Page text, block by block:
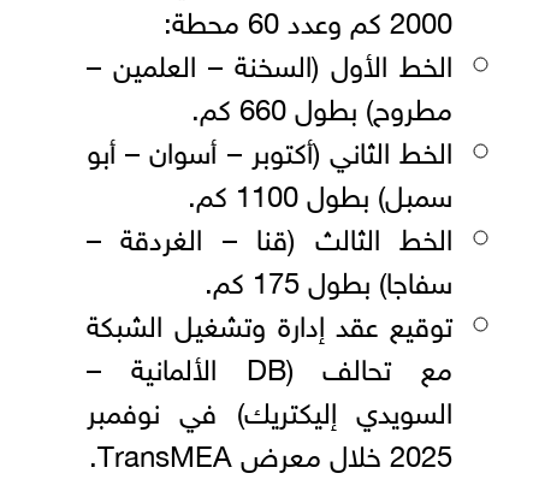
2000 كم وعدد 60 محطة:
الخط الأول (السخنة – العلمين –
مطروح) بطول 660 كم.
الخط الثاني (أكتوبر – أسوان – أبو
سمبل) بطول 1100 كم.
الخط الثالث (قنا – الغردقة –
سفاجا) بطول 175 كم.
توقيع عقد إدارة وتشغيل الشبكة
مع تحالف (DB الألمانية –
السويدي إليكتريك) في نوفمبر
2025 خلال معرض TransMEA.